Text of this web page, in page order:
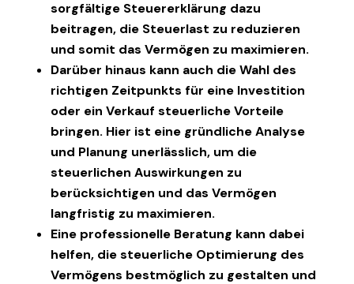
sorgfältige Steuererklärung dazu
beitragen, die Steuerlast zu reduzieren
und somit das Vermögen zu maximieren.
Darüber hinaus kann auch die Wahl des
richtigen Zeitpunkts für eine Investition
oder ein Verkauf steuerliche Vorteile
bringen. Hier ist eine gründliche Analyse
und Planung unerlässlich, um die
steuerlichen Auswirkungen zu
berücksichtigen und das Vermögen
langfristig zu maximieren.
Eine professionelle Beratung kann dabei
helfen, die steuerliche Optimierung des
Vermögens bestmöglich zu gestalten und